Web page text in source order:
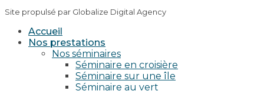
Site propulsé par Globalize Digital Agency
Accueil
Nos prestations
Nos séminaires
Séminaire en croisière
Séminaire sur une île
Séminaire au vert